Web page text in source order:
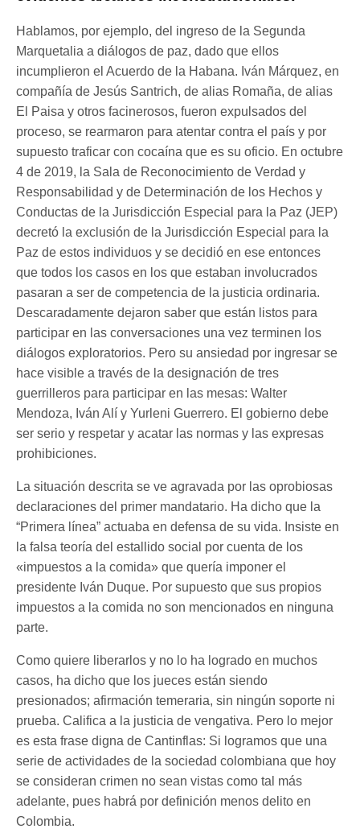
Hablamos, por ejemplo, del ingreso de la Segunda
Marquetalia a diálogos de paz, dado que ellos
incumplieron el Acuerdo de la Habana. Iván Márquez, en
compañía de Jesús Santrich, de alias Romaña, de alias
El Paisa y otros facinerosos, fueron expulsados del
proceso, se rearmaron para atentar contra el país y por
supuesto traficar con cocaína que es su oficio. En octubre
4 de 2019, la Sala de Reconocimiento de Verdad y
Responsabilidad y de Determinación de los Hechos y
Conductas de la Jurisdicción Especial para la Paz (JEP)
decretó la exclusión de la Jurisdicción Especial para la
Paz de estos individuos y se decidió en ese entonces
que todos los casos en los que estaban involucrados
pasaran a ser de competencia de la justicia ordinaria.
Descaradamente dejaron saber que están listos para
participar en las conversaciones una vez terminen los
diálogos exploratorios. Pero su ansiedad por ingresar se
hace visible a través de la designación de tres
guerrilleros para participar en las mesas: Walter
Mendoza, Iván Alí y Yurleni Guerrero. El gobierno debe
ser serio y respetar y acatar las normas y las expresas
prohibiciones.
La situación descrita se ve agravada por las oprobiosas
declaraciones del primer mandatario. Ha dicho que la
“Primera línea” actuaba en defensa de su vida. Insiste en
la falsa teoría del estallido social por cuenta de los
«impuestos a la comida» que quería imponer el
presidente Iván Duque. Por supuesto que sus propios
impuestos a la comida no son mencionados en ninguna
parte.
Como quiere liberarlos y no lo ha logrado en muchos
casos, ha dicho que los jueces están siendo
presionados; afirmación temeraria, sin ningún soporte ni
prueba. Califica a la justicia de vengativa. Pero lo mejor
es esta frase digna de Cantinflas: Si logramos que una
serie de actividades de la sociedad colombiana que hoy
se consideran crimen no sean vistas como tal más
adelante, pues habrá por definición menos delito en
Colombia.